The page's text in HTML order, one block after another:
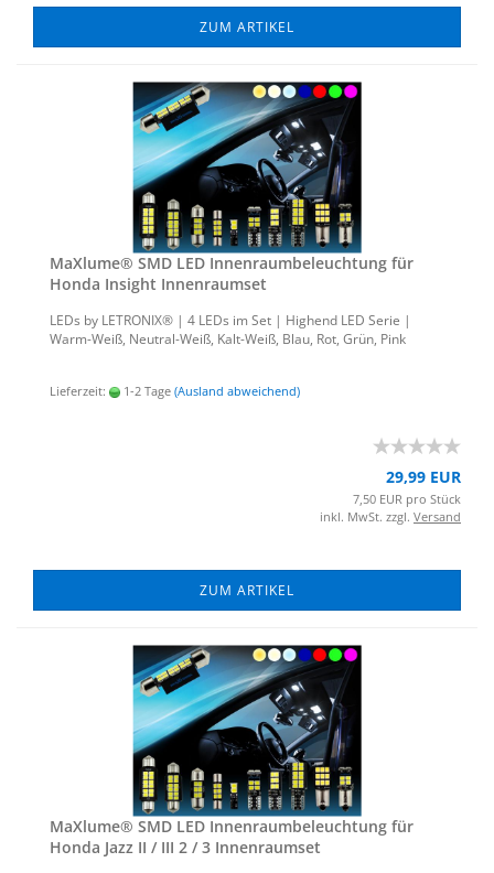
ZUM ARTIKEL
MaXlu­me® SMD LED In­nen­raum­be­leuch­tung für
Honda In­sight In­nen­ra­um­set
LEDs by LE­TRO­NIX® | 4 LEDs im Set | Hig­h­end LED Serie |
Warm-​Weiß, Neutral-​Weiß, Kalt-​Weiß, Blau, Rot, Grün, Pink
Lieferzeit: 1-2 Tage (Ausland abweichend)
29,99 EUR
7,50 EUR pro Stück
inkl. MwSt. zzgl. Versand
ZUM ARTIKEL
MaXlu­me® SMD LED In­nen­raum­be­leuch­tung für
Honda Jazz II / III 2 / 3 In­nen­ra­um­set